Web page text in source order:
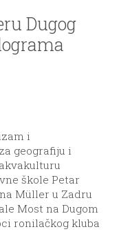
Dugog
i
geografiju i
škole Petar
Müller u Zadru
Most na Dugom
ronilačkog kluba